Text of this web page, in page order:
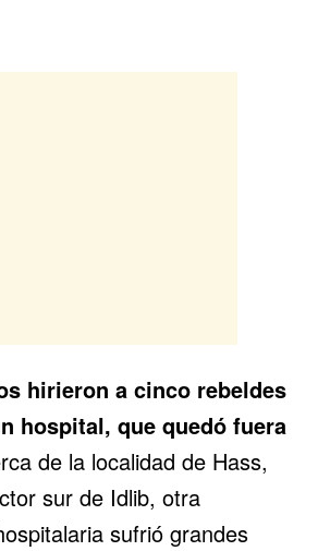
hirieron a cinco rebeldes
hospital, que quedó fuera
de la localidad de Hass,
sur de Idlib, otra
sufrió grandes